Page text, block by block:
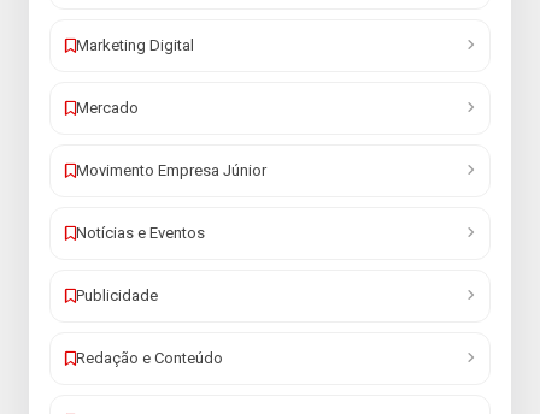
Marketing Digital
Mercado
Movimento Empresa Júnior
Notícias e Eventos
Publicidade
Redação e Conteúdo